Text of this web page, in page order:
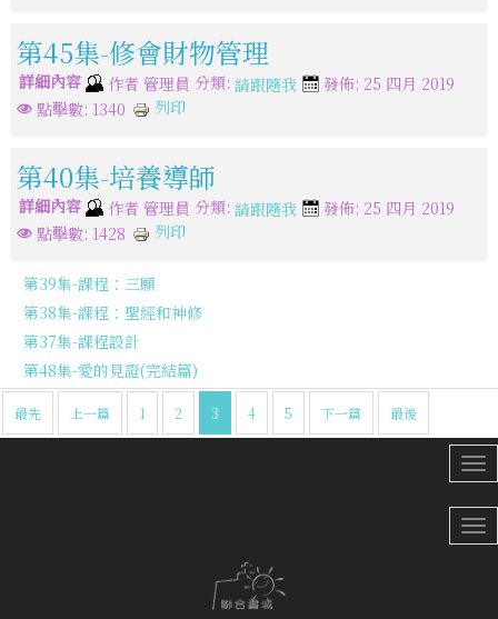
第45集-修會財物管理
詳細內容 作者 管理員 分類: 請跟隨我
發佈: 25 四月 2019
點擊數: 1340
列印
第40集-培養導師
詳細內容 作者 管理員 分類: 請跟隨我
發佈: 25 四月 2019
點擊數: 1428
列印
第39集-課程：三願
第38集-課程：聖經和神修
第37集-課程設計
第48集-愛的見證(完結篇)
最先 上一篇 1 2 3 4 5 下一篇 最後